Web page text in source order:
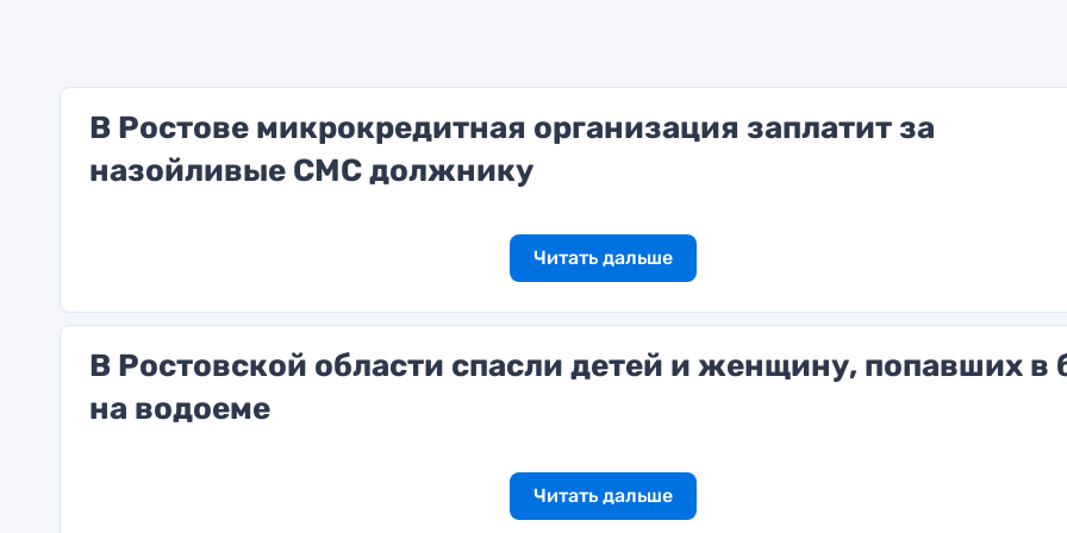
В Ростове микрокредитная организация заплатит за
назойливые СМС должнику
Читать дальше
В Ростовской области спасли детей и женщину, попавших в
на водоеме
Читать дальше